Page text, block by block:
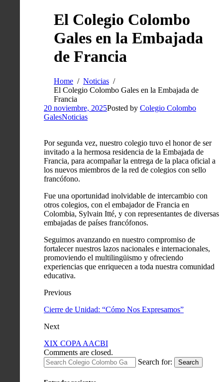
El Colegio Colombo
Gales en la Embajada
de Francia
Home
Noticias
El Colegio Colombo Gales en la Embajada de
Francia
20 noviembre, 2025Posted by Colegio Colombo
GalesNoticias
Por segunda vez, nuestro colegio tuvo el honor de ser
invitado a la hermosa residencia de la Embajada de
Francia, para acompañar la entrega de la placa oficial a
los nuevos miembros de la red de colegios con sello
francófono.
Fue una oportunidad inolvidable de intercambio con
otros colegios, con el embajador de Francia en
Colombia, Sylvain Itté, y con representantes de diversas
embajadas de países francófonos.
Seguimos avanzando en nuestro compromiso de
fortalecer nuestros lazos nacionales e internacionales,
promoviendo el multilingüismo y ofreciendo
experiencias que enriquecen a toda nuestra comunidad
educativa.
Previous
Cierre de Unidad: “Cómo Nos Expresamos”
Next
XIX COPA AACBI
Comments are closed.
Search for:
Search